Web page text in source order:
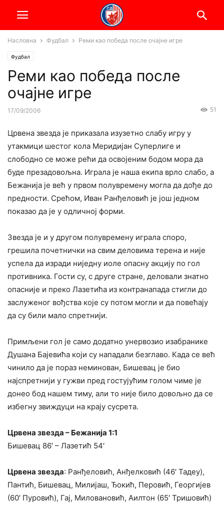
Насловна Фудбал Реми као победа после очајне игре
Фудбал
Реми као победа после
очајне игре
17/09/2006 51
Црвена звезда је приказала изузетно слабу игру у
утакмици шестог кола Меридијан Суперлиге и
слободно се може рећи да освојеним бодом мора да
буде презадовољна. Играла је наша екипа врло слабо, а
Бежанија је већ у првом полувремену могла да дође до
предности. Срећом, Иван Ранђеловић је још једном
показао да је у одличној форми.
Звезда је и у другом полувремену играла споро,
грешила почетнички на свим деловима терена и није
успела да изради ниједну иоле опасну акцију по гол
противника. Гости су, с друге стране, деловали знатно
опасније и преко Лазетића из контранапада стигли до
заслуженог вођства које су потом могли и да повећају
да су били мало спретнији.
Примљени гол је само додатно унервозио изабранике
Душана Бајевића који су нападали безглаво. Када се већ
чинило да је пораз неминован, Бишевац је био
најспретнији у гужви пред гостујућим голом чиме је
донео бод нашем тиму, али то није било довољно да се
избегну звиждуци на крају сусрета.
Црвена звезда – Бежанија 1:1
Бишевац 86′ – Лазетић 54′
Црвена звезда: Ранђеловић, Анђелковић (46′ Тадеу),
Пантић, Бишевац, Милијаш, Ђокић, Перовић, Георгијев
(60′ Пуровић), Гај, Миловановић, Аилтон (65′ Тришовић)